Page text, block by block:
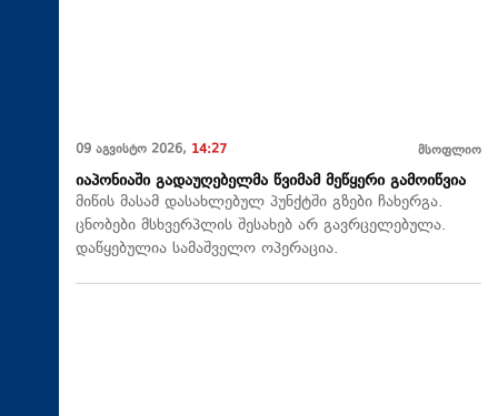
09 აგვისტო 2026, 14:27 მსოფლიო
იაპონიაში გადაუღებელმა წვიმამ მეწყერი გამოიწვია
მიწის მასამ დასახლებულ პუნქტში გზები ჩახერგა.
ცნობები მსხვერპლის შესახებ არ გავრცელებულა.
დაწყებულია სამაშველო ოპერაცია.